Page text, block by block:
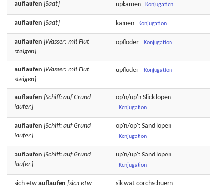
auflaufen [Saat] upkamen Konjugation
auflaufen [Saat] kamen Konjugation
auflaufen [Wasser: mit Flut
steigen]
opflöden Konjugation
auflaufen [Wasser: mit Flut
steigen]
upflöden Konjugation
auflaufen [Schiff: auf Grund
laufen]
op'n/up'n Slick lopen
Konjugation
auflaufen [Schiff: auf Grund
laufen]
op'n/op't Sand lopen
Konjugation
auflaufen [Schiff: auf Grund
laufen]
up'n/up't Sand lopen
Konjugation
sich etw auflaufen [sich etw
sik wat dörchschüern